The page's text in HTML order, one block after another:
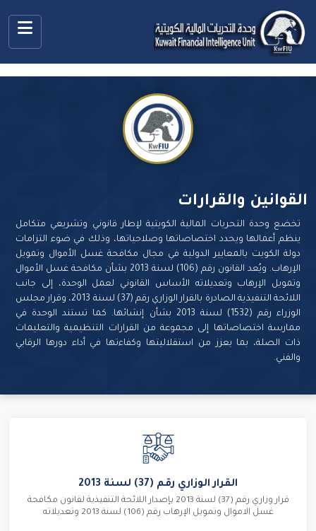
القوانين والقرارات
تخضع وحدة التحريات المالية الكويتية لإطار قانوني وتشريعي متكامل
ينظم أعمالها ويحدد اختصاصاتها وصلاحياتها، وذلك في ضوء التزامات
دولة الكويت بالمعايير الدولية في مجال مكافحة غسل الأموال وتمويل
الإرهاب. ويُعد القانون رقم (106) لسنة 2013 بشأن مكافحة غسل الأموال
وتمويل الإرهاب وتعديلاته الأساس القانوني لعمل الوحدة، إلى جانب
اللائحة التنفيذية الصادرة بالقرار الوزاري رقم (37) لسنة 2013، وقرار مجلس
الوزراء رقم (1532) لسنة 2013 بشأن إنشائها. كما تستند الوحدة في
ممارسة اختصاصاتها إلى مجموعة من القرارات التنظيمية والتعليمات
ذات الصلة، بما يعزز من استقلاليتها وكفاءتها في أداء دورها الرقابي
والفني.
القرار الوزاري رقم (37) لسنة 2013
قرار وزاري رقم (37) لسنة 2013 بإصدار اللائحة التنفيذية لقانون مكافحة
غسل الاموال وتمويل الإرهاب رقم (106) لسنة 2013 وتعديلاته